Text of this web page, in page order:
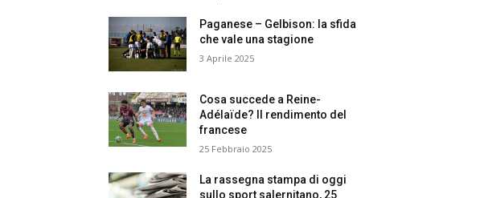
Paganese – Gelbison: la sfida
che vale una stagione
3 Aprile 2025
Cosa succede a Reine-
Adélaïde? Il rendimento del
francese
25 Febbraio 2025
La rassegna stampa di oggi
sullo sport salernitano, 25